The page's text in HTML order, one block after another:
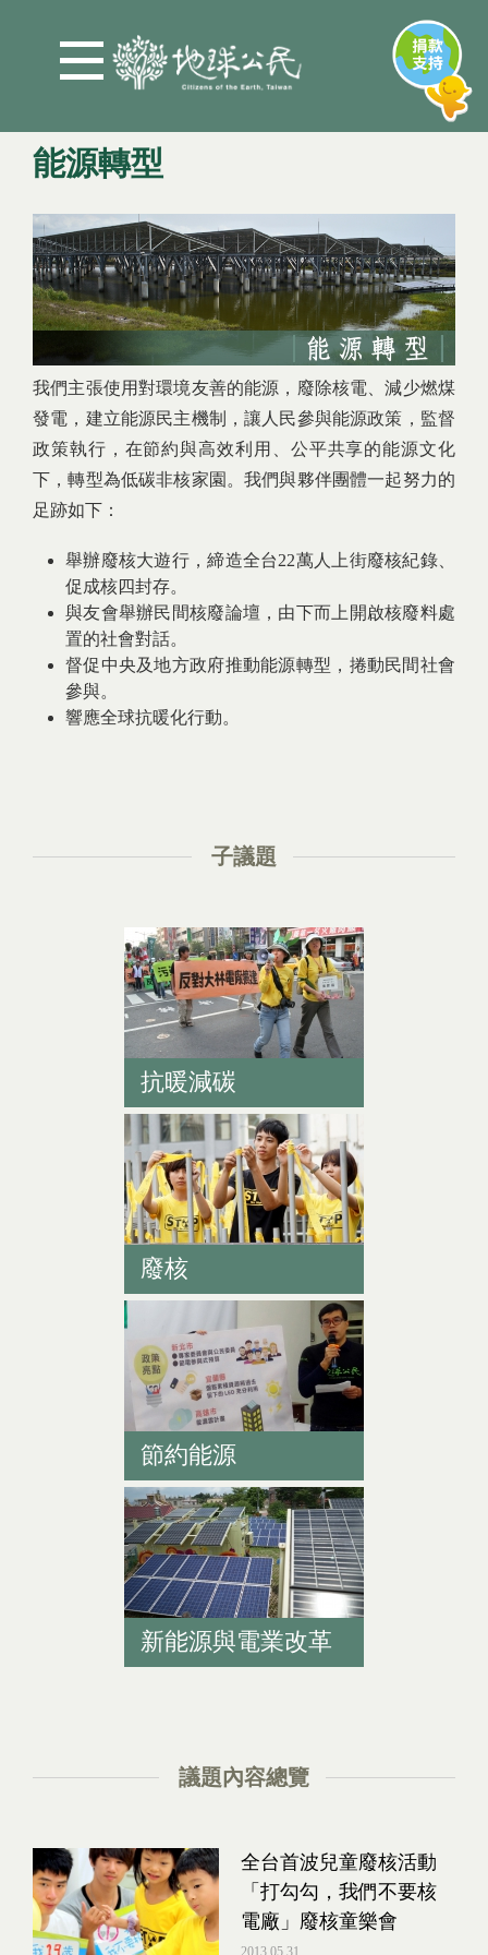
能源轉型
您在這裡
我們主張使用對環境友善的能源，廢除核電、減少燃煤
發電，建立能源民主機制，讓人民參與能源政策，監督
政策執行，在節約與高效利用、公平共享的能源文化
下，轉型為低碳非核家園。我們與夥伴團體一起努力的
足跡如下：
舉辦廢核大遊行，締造全台22萬人上街廢核紀錄、
促成核四封存。
與友會舉辦民間核廢論壇，由下而上開啟核廢料處
置的社會對話。
督促中央及地方政府推動能源轉型，捲動民間社會
參與。
​響應全球抗暖化行動。
子議題
抗暖減碳
廢核
節約能源
新能源與電業改革
議題內容總覽
全台首波兒童廢核活動
「打勾勾，我們不要核
電廠」廢核童樂會
2013.05.31